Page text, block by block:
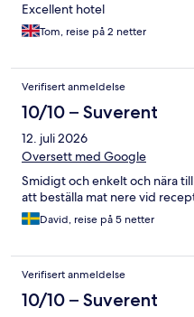
Excellent hotel
Tom, reise på 2 netter
Verifisert anmeldelse
10/10 – Suverent
12. juli 2026
Oversett med Google
Smidigt och enkelt och nära
att beställa mat nere vid
David, reise på 5 netter
Verifisert anmeldelse
10/10 – Suverent